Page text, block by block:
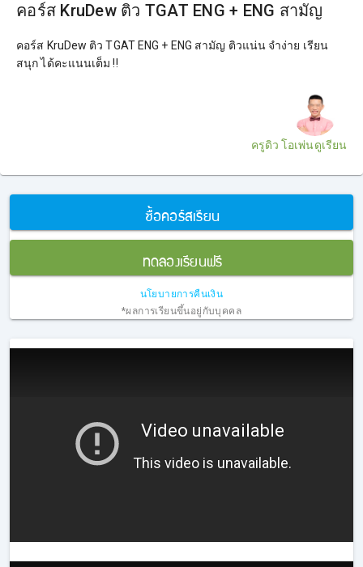
คอร์ส KruDew ติว TGAT ENG + ENG สามัญ
คอร์ส KruDew ติว TGAT ENG + ENG สามัญ ติวแน่น จำง่าย เรียน
สนุก ได้คะแนนเต็ม !!
ครูดิว โอเพ่นดูเรียน
ซื้อคอร์สเรียน
ทดลองเรียนฟรี
นโยบายการคืนเงิน
*ผลการเรียนขึ้นอยู่กับบุคคล
Video unavailable
This video is unavailable.